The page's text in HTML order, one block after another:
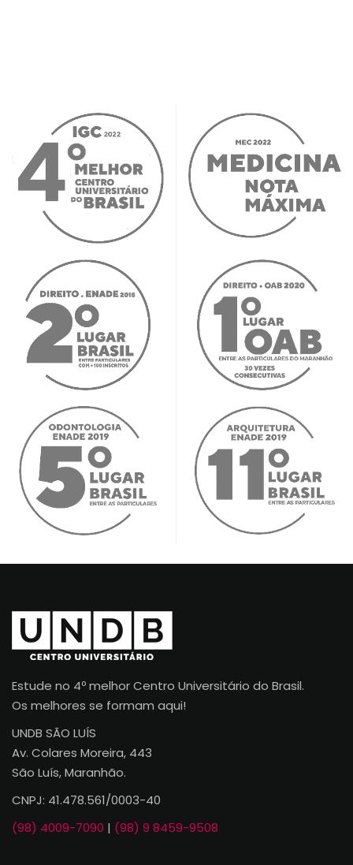
Estude no 4º melhor Centro Universitário do Brasil.
Os melhores se formam aqui!
UNDB SÃO LUÍS
Av. Colares Moreira, 443
São Luís, Maranhão.
CNPJ: 41.478.561/0003-40
(98) 4009-7090 | (98) 9 8459-9508